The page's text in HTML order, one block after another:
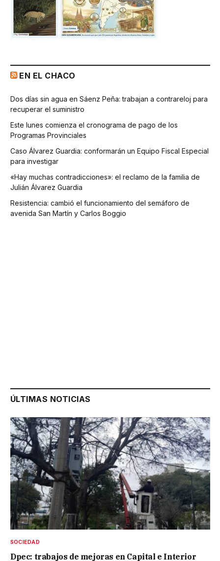
EN EL CHACO
Dos días sin agua en Sáenz Peña: trabajan a contrareloj para
recuperar el suministro
Este lunes comienza el cronograma de pago de los
Programas Provinciales
Caso Álvarez Guardia: conformarán un Equipo Fiscal Especial
para investigar
«Hay muchas contradicciones»: el reclamo de la familia de
Julián Álvarez Guardia
Resistencia: cambió el funcionamiento del semáforo de
avenida San Martín y Carlos Boggio
ÚLTIMAS NOTICIAS
SOCIEDAD
Dpec: trabajos de mejoras en Capital e Interior